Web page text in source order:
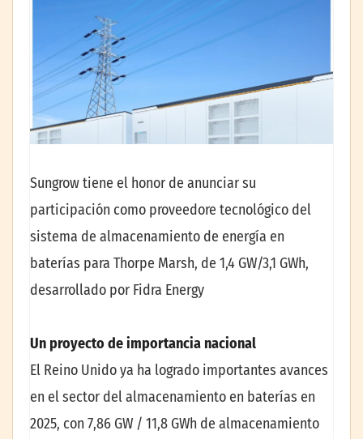
Sungrow tiene el honor de anunciar su
participación como proveedore tecnológico del
sistema de almacenamiento de energía en
baterías para Thorpe Marsh, de 1,4 GW/3,1 GWh,
desarrollado por Fidra Energy
Un proyecto de importancia nacional
El Reino Unido ya ha logrado importantes avances
en el sector del almacenamiento en baterías en
2025, con 7,86 GW / 11,8 GWh de almacenamiento